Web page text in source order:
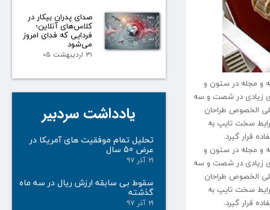
و مجله در ستون و
زیادی در شصت و سه
الخصوص طراحان
سخت تایپ به
قرار گیرد.
و مجله در ستون و
زیادی در شصت و سه
الخصوص طراحان
سخت تایپ به
قرار گیرد.
صدای پدران بیکار در
کلاس‌های آنلاین؛
فردایی که فدای امروز
می‌شود
۳۱ اردیبهشت ۰۵
یادداشت سردبیر
تحلیل تمام موفقیت های آمریکا در
عرض 50 سال
۲۱ آذر ۹۷
سقوط بی سابقه ارزش ریال در سه ماه
گذشته
۲۱ آذر ۹۷